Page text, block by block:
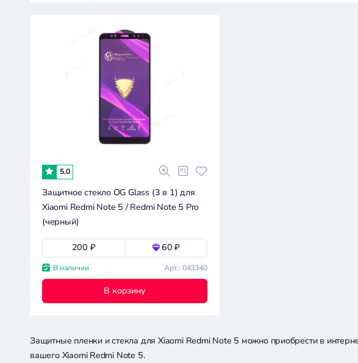
Совместимость
Xiaomi
Apple
Asus
Doogee
Google
Infinix
Meizu
Motorola
Xiaomi Redmi Note 5
Сбросить
все
фильтры
5.0
Защитное стекло OG Glass (3 в 1) для
Xiaomi Redmi Note 5 / Redmi Note 5 Pro
(черный)
200 ₽ 60 ₽
В наличии Арт.: 043340
В корзину
Защитные пленки и стекла для Xiaomi Redmi Note 5 можно приобрести в
вашего Xiaomi Redmi Note 5.